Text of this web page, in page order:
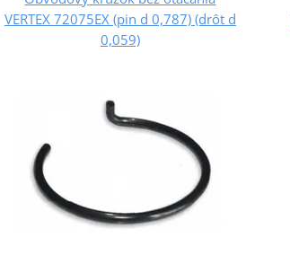
VERTEX 72075EX (pin d 0,787) (drôt d
0,059)